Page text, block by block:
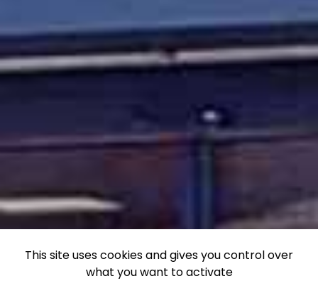
This site uses cookies and gives you control over
what you want to activate